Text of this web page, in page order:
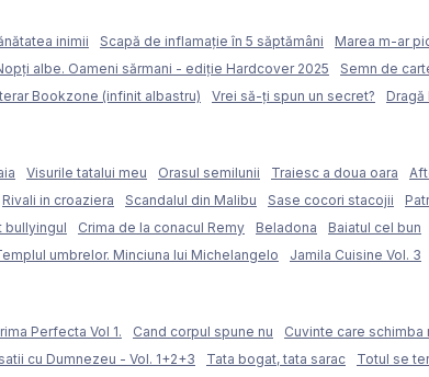
inimii Scapă de inflamație în 5 săptămâni Marea m-ar
albe. Oameni sărmani - ediție Hardcover 2025 Semn de
Bookzone (infinit albastru)
Vrei să-ți spun un secret?
Visurile tatalui meu Orasul semilunii Traiesc a doua oara
Rivali in croaziera Scandalul din Malibu Sase cocori stacojii
bullyingul
Crima de la conacul Remy Beladona Baiatul cel bun
umbrelor. Minciuna lui Michelangelo Jamila Cuisine Vol. 3
Perfecta Vol 1. Cand corpul spune nu Cuvinte care schimba
cu Dumnezeu - Vol. 1+2+3 Tata bogat, tata sarac Totul se